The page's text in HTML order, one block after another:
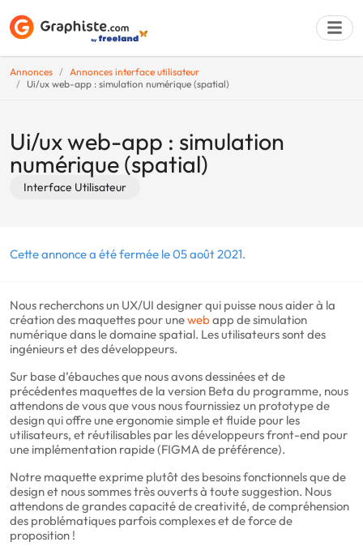
Annonces
Annonces interface utilisateur
Ui/ux web-app : simulation numérique (spatial)
Ui/ux web-app : simulation
numérique (spatial)
Interface Utilisateur
Cette annonce a été fermée le 05 août 2021.
Nous recherchons un UX/UI designer qui puisse nous aider à la
création des maquettes pour unewebapp de simulation
numérique dans le domaine spatial. Les utilisateurs sont des
ingénieurs et des développeurs.
Sur base d’ébauches que nous avons dessinées et de
précédentes maquettes de la version Beta du programme, nous
attendons de vous que vous nous fournissiez un prototype de
design qui offre une ergonomie simple et fluide pour les
utilisateurs, et réutilisables par les développeurs front-end pour
une implémentation rapide (FIGMA de préférence).
Notre maquette exprime plutôt des besoins fonctionnels que de
design et nous sommes très ouverts à toute suggestion. Nous
attendons de grandes capacité de creativité, de compréhension
des problématiques parfois complexes et de force de
proposition !